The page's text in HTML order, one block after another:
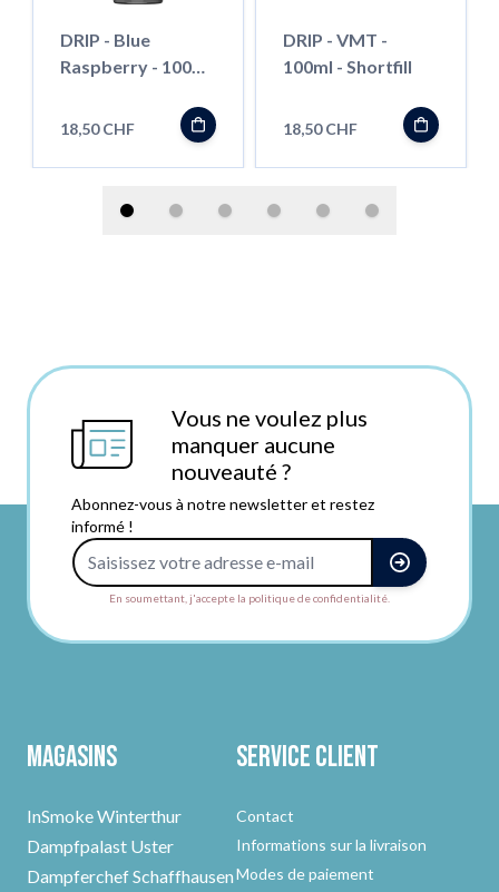
DRIP - Blue
Raspberry - 100ml
18,50 CHF
DRIP - VMT -
100ml - Shortfill
18,50 CHF
Vous ne voulez plus
manquer aucune
nouveauté ?
Abonnez-vous à notre newsletter et restez
informé !
En soumettant, j'accepte la politique de confidentialité.
Magasins
InSmoke Winterthur
Dampfpalast Uster
Dampferchef Schaffhausen
Service client
Contact
Informations sur la livraison
Modes de paiement